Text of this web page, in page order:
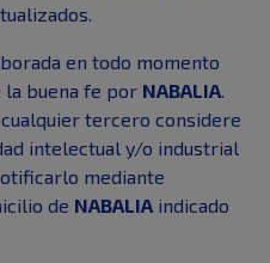
en todo momento
buena fe por NABALIA.
tercero considere
intelectual y/o industrial
mediante
de NABALIA indicado